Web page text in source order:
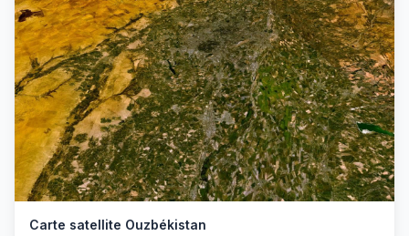
Carte satellite Ouzbékistan